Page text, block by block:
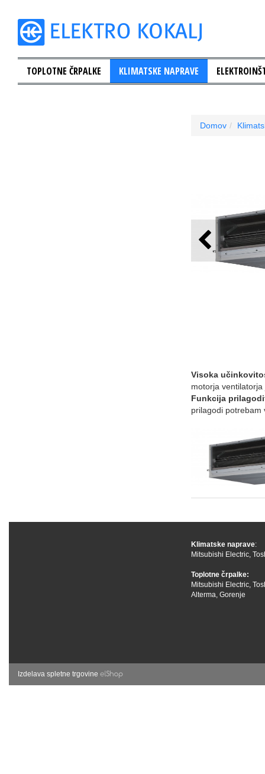
TOPLOTNE ČRPALKE KLIMATSKE NAPRAVE
Domov
Visoka
motorja
Funkcija
prilagodi potrebam
Klimatske naprave:
Mitsubishi Electric,
Toplotne črpalke:
Mitsubishi Electric,
Alterma, Gorenje
Izdelava spletne trgovine